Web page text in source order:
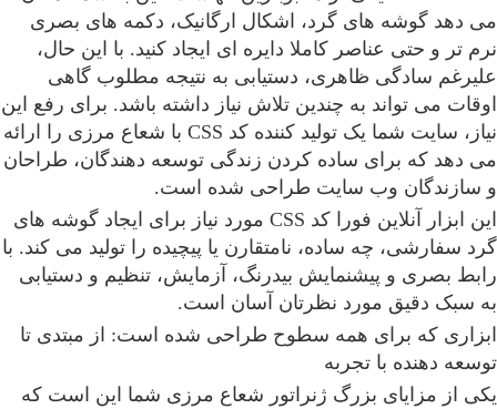
می دهد گوشه های گرد، اشکال ارگانیک، دکمه های بصری
نرم تر و حتی عناصر کاملا دایره ای ایجاد کنید. با این حال،
علیرغم سادگی ظاهری، دستیابی به نتیجه مطلوب گاهی
اوقات می تواند به چندین تلاش نیاز داشته باشد. برای رفع این
نیاز، سایت شما یک تولید کننده کد CSS با شعاع مرزی را ارائه
می دهد که برای ساده کردن زندگی توسعه دهندگان، طراحان
و سازندگان وب سایت طراحی شده است.
این ابزار آنلاین فورا کد CSS مورد نیاز برای ایجاد گوشه های
گرد سفارشی، چه ساده، نامتقارن یا پیچیده را تولید می کند. با
رابط بصری و پیشنمایش بیدرنگ، آزمایش، تنظیم و دستیابی
به سبک دقیق مورد نظرتان آسان است.
ابزاری که برای همه سطوح طراحی شده است: از مبتدی تا
توسعه دهنده با تجربه
یکی از مزایای بزرگ ژنراتور شعاع مرزی شما این است که